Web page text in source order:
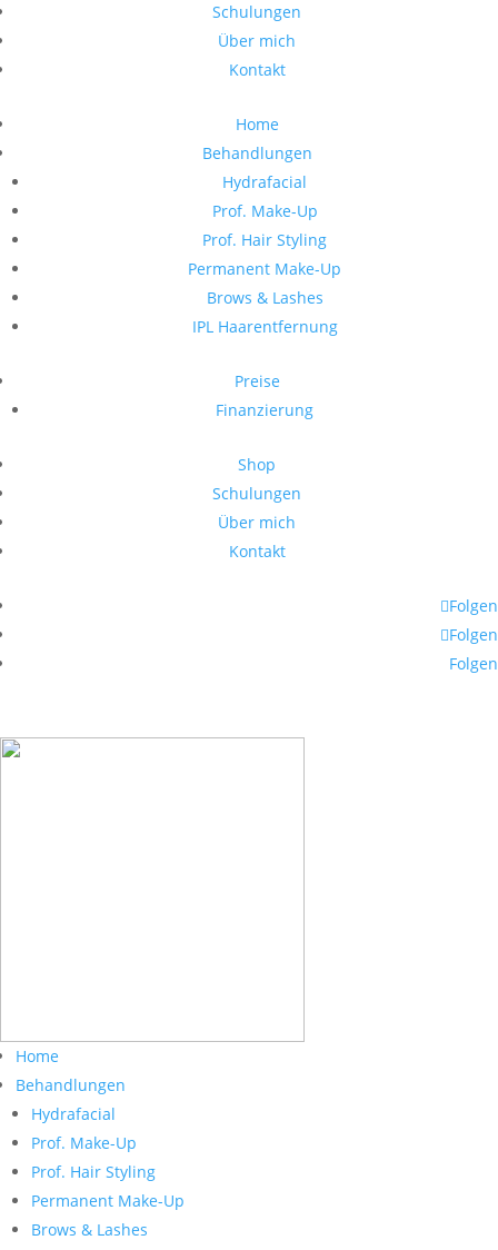
Schulungen
Über mich
Kontakt
Home
Behandlungen
Hydrafacial
Prof. Make-Up
Prof. Hair Styling
Permanent Make-Up
Brows & Lashes
IPL Haarentfernung
Preise
Finanzierung
Shop
Schulungen
Über mich
Kontakt
Folgen
Folgen
Folgen
Home
Behandlungen
Hydrafacial
Prof. Make-Up
Prof. Hair Styling
Permanent Make-Up
Brows & Lashes